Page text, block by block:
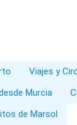
Viajes y
Murcia
de Marsol